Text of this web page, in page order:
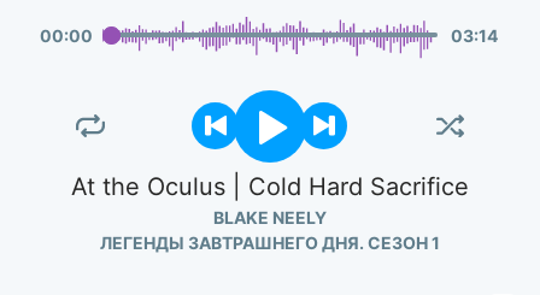
00:00 03:14
At the Oculus | Cold Hard Sacrifice
BLAKE NEELY
ЛЕГЕНДЫ ЗАВТРАШНЕГО ДНЯ. СЕЗОН 1